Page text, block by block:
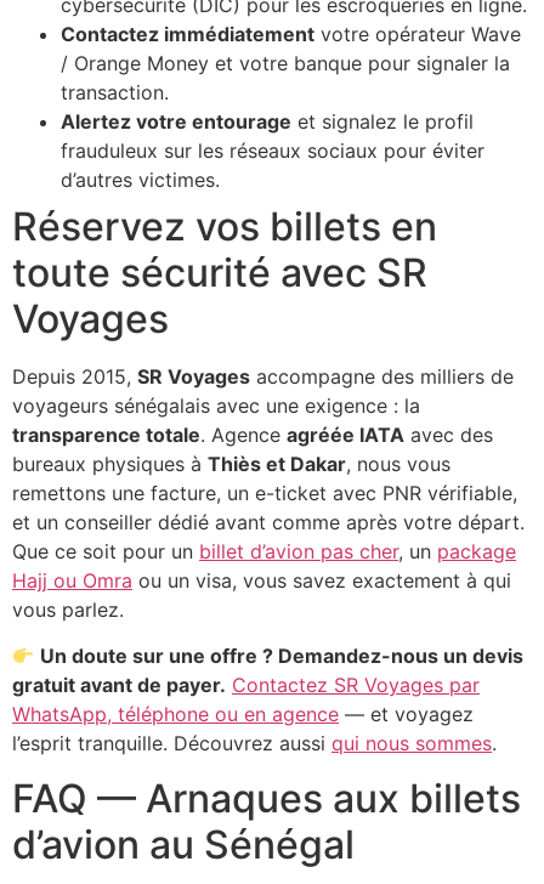
cybersécurité (DIC) pour les escroqueries en ligne.
Contactez immédiatement votre opérateur Wave
/ Orange Money et votre banque pour signaler la
transaction.
Alertez votre entourage et signalez le profil
frauduleux sur les réseaux sociaux pour éviter
d’autres victimes.
Réservez vos billets en
toute sécurité avec SR
Voyages
Depuis 2015, SR Voyages accompagne des milliers de
voyageurs sénégalais avec une exigence : la
transparence totale. Agence agréée IATA avec des
bureaux physiques à Thiès et Dakar, nous vous
remettons une facture, un e-ticket avec PNR vérifiable,
et un conseiller dédié avant comme après votre départ.
Que ce soit pour un billet d’avion pas cher, un package
Hajj ou Omra ou un visa, vous savez exactement à qui
vous parlez.
Un doute sur une offre ? Demandez-nous un devis
gratuit avant de payer. Contactez SR Voyages par
WhatsApp, téléphone ou en agence — et voyagez
l’esprit tranquille. Découvrez aussi qui nous sommes.
FAQ — Arnaques aux billets
d’avion au Sénégal